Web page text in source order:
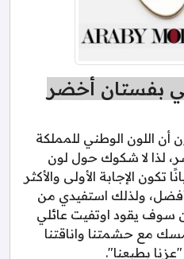
بفستان أخضر
أن اللون الوطني للمملكة
لذا لا شكوك حول لون
تكون الإجابة الأولى والأكثر
ولذلك استفيدي من
سوف يقود اوتفيت عائلي
مع حشمتنا واناقتنا
بطبعنا".